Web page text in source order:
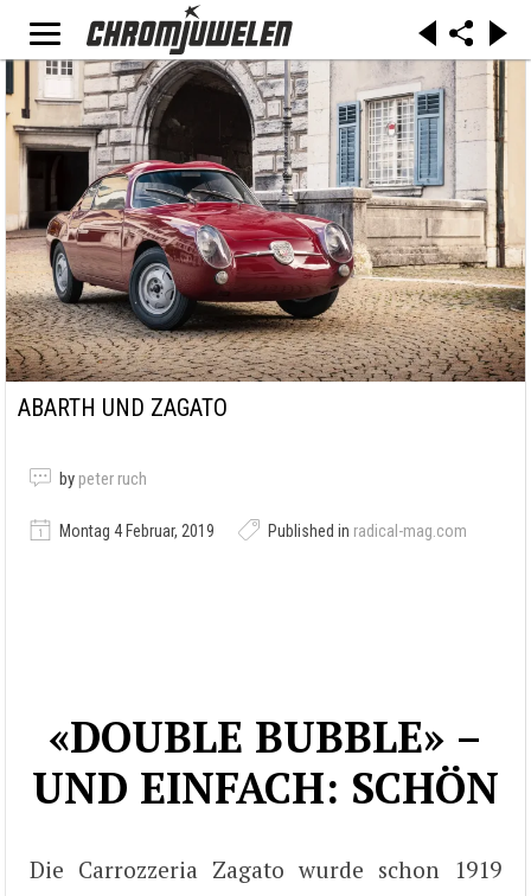
ABARTH UND ZAGATO
by peter ruch
Montag 4 Februar, 2019 Published in radical-mag.com
«DOUBLE BUBBLE» –
UND EINFACH: SCHÖN
Die Carrozzeria Zagato wurde schon 1919